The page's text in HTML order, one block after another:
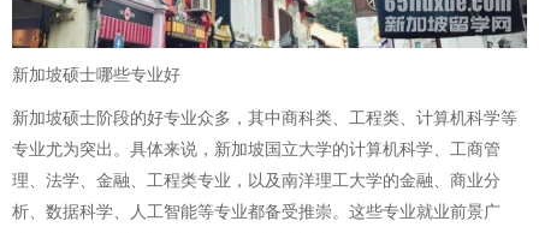
新加坡硕士哪些专业好
新加坡硕士阶段的好专业众多，其中商科类、工程类、计算机科学等
专业尤为突出。具体来说，新加坡国立大学的计算机科学、工商管
理、法学、金融、工程类专业，以及南洋理工大学的金融、商业分
析、数据科学、人工智能等专业都备受推崇。这些专业就业前景广